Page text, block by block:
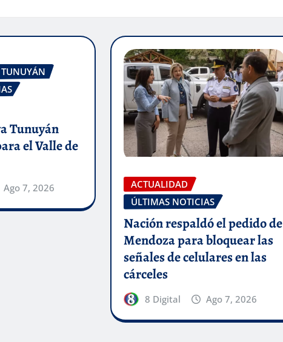
TUNUYÁN
Tunuyán
el Valle de
Ago 7, 2026
ACTUALIDAD
ÚLTIMAS NOTICIAS
Nación respaldó el pedido de
Mendoza para bloquear las
señales de celulares en las
cárceles
8 Digital Ago 7, 2026